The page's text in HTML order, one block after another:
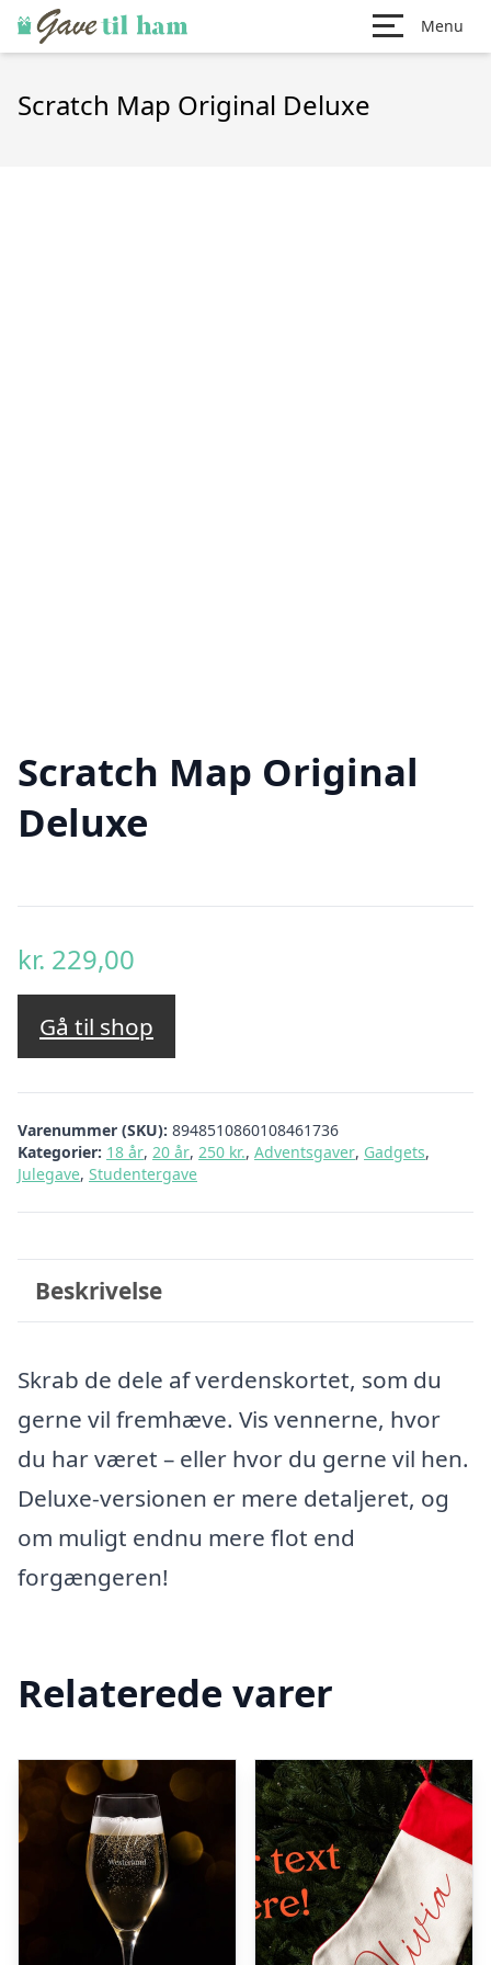
Menu
Scratch Map Original Deluxe
Scratch Map Original
Deluxe
kr. 229,00
Gå til shop
Varenummer (SKU): 8948510860108461736
Kategorier: 18 år, 20 år, 250 kr., Adventsgaver, Gadgets,
Julegave, Studentergave
Beskrivelse
Skrab de dele af verdenskortet, som du
gerne vil fremhæve. Vis vennerne, hvor
du har været – eller hvor du gerne vil hen.
Deluxe-versionen er mere detaljeret, og
om muligt endnu mere flot end
forgængeren!
Relaterede varer